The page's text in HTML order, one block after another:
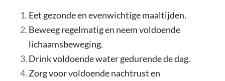
Eet gezonde en evenwichtige maaltijden.
Beweeg regelmatig en neem voldoende
lichaamsbeweging.
Drink voldoende water gedurende de dag.
Zorg voor voldoende nachtrust en